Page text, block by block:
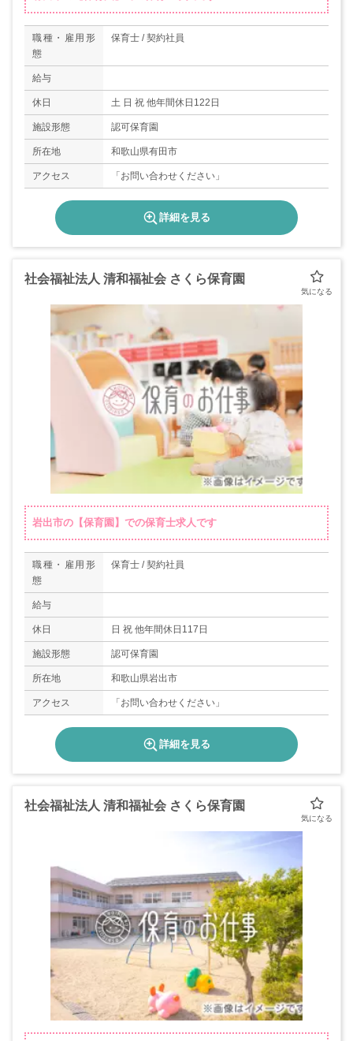
職種・雇用形
態
保育士 / 契約社員
給与
休日 土 日 祝 他年間休日122日
施設形態 認可保育園
所在地 和歌山県有田市
アクセス 「お問い合わせください」
詳細を見る
社会福祉法人 清和福祉会 さくら保育園
岩出市の【保育園】での保育士求人です
職種・雇用形
態
保育士 / 契約社員
給与
休日 日 祝 他年間休日117日
施設形態 認可保育園
所在地 和歌山県岩出市
アクセス 「お問い合わせください」
詳細を見る
社会福祉法人 清和福祉会 さくら保育園